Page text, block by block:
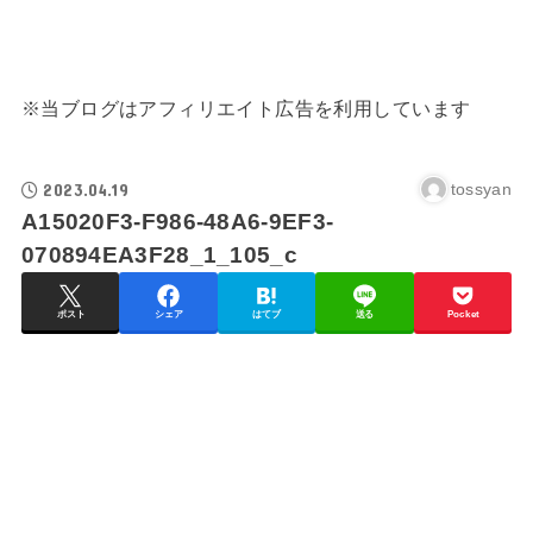
※当ブログはアフィリエイト広告を利用しています
2023.04.19 tossyan
A15020F3-F986-48A6-9EF3-
070894EA3F28_1_105_c
ポスト シェア はてブ 送る Pocket